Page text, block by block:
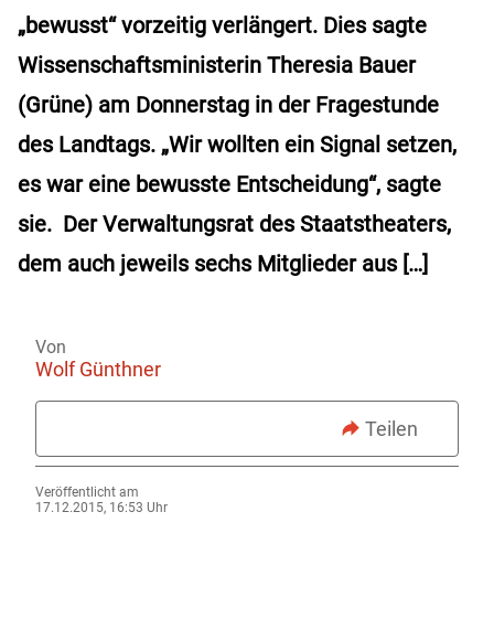
„bewusst“ vorzeitig verlängert. Dies sagte
Wissenschaftsministerin Theresia Bauer
(Grüne) am Donnerstag in der Fragestunde
des Landtags. „Wir wollten ein Signal setzen,
es war eine bewusste Entscheidung“, sagte
sie. Der Verwaltungsrat des Staatstheaters,
dem auch jeweils sechs Mitglieder aus […]
Von
Wolf Günthner
Teilen
Veröffentlicht am
17.12.2015, 16:53 Uhr